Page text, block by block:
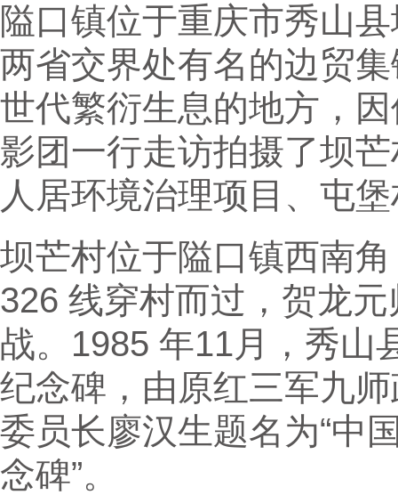
隘口镇位于重庆市秀山
两省交界处有名的边贸
世代繁衍生息的地方，
影团一行走访拍摄了坝
人居环境治理项目、屯
坝芒村位于隘口镇西南
326 线穿村而过，贺龙
战。1985 年11月，秀山
纪念碑，由原红三军九
委员长廖汉生题名为“中
念碑”。